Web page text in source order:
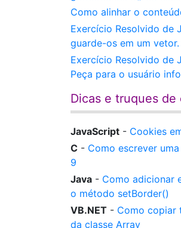
Como alinhar o
Exercício Resolvido de
guarde-os em um
Exercício Resolvido de
Peça para o usuário
Dicas e truques
JavaScript - Cookies
C - Como escrever
9
Java - Como adicionar
o método setBorder()
VB.NET - Como copiar
da classe Array